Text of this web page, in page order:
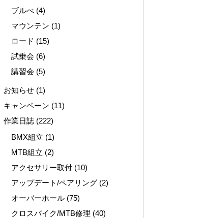
ブルべ (4)
マウンテン (1)
ロード (15)
試乗会 (6)
講習会 (5)
お知らせ (1)
キャンペーン (11)
作業日誌 (222)
BMX組立 (1)
MTB組立 (2)
アクセサリー取付 (10)
アップデート/ペアリング (2)
オーバーホール (75)
クロスバイク/MTB修理 (40)